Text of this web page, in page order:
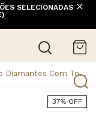
SELECIONADAS
Com Topázio Ouro Branco 18k - Tamanho U
37% OFF